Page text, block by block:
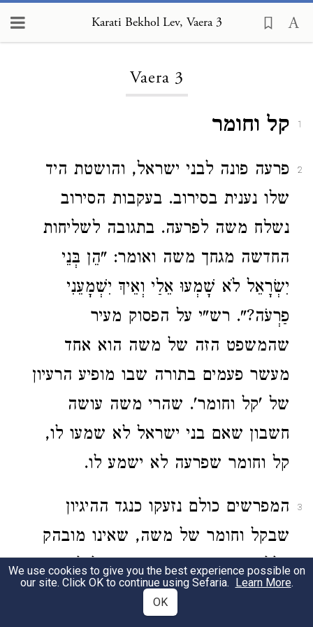
Karati Bekhol Lev, Vaera 3
Vaera 3
1 קל וחומר
2
פרעה פונה לבני ישראל, והושטת היד
שלו נענית בסירוב. בעקבות הסירוב
נשלח משה לפרעה. בתגובה לשליחות
החדשה מגחך משה ואומר: "הֵן בְּנֵי
יִשְׂרָאֵל לֹא שָׁמְעוּ אֵלַי וְאֵיךְ יִשְׁמָעֵנִי
פַרְעֹה?". רש"י על הפסוק מעיר
שהמשפט הזה של משה הוא אחד
מעשר פעמים בתורה שבו מופיע הרעיון
של 'קל וחומר'. שהרי משה עושה
חשבון שאם בני ישראל לא שמעו לו,
קל וחומר שפרעה לא ישמע לו.
3
המפרשים כולם נזעקו כנגד ההיגיון
שבקל וחומר של משה, שאינו מובהק
כלל: מי אמר שאם בני ישראל לא
האזינו פרעה לא יאזין? ואולי להפך?
We use cookies to give you the best experience possible on
our site. Click OK to continue using Sefaria. Learn More.
OK